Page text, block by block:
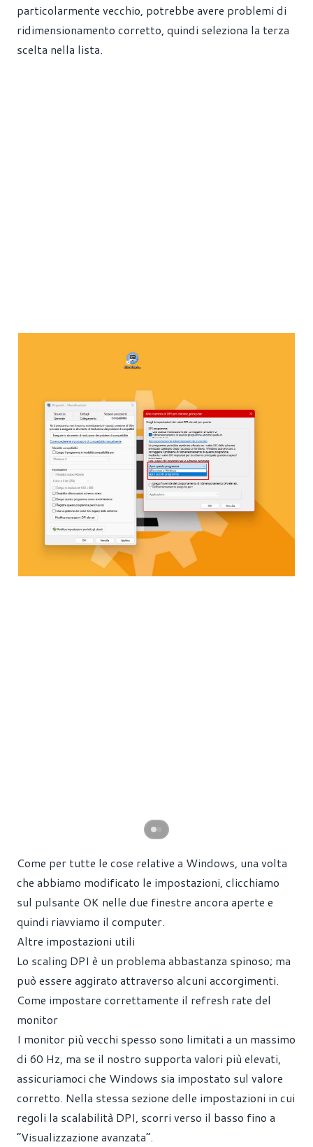
particolarmente vecchio, potrebbe avere problemi di
ridimensionamento corretto, quindi seleziona la terza
scelta nella lista.
Come per tutte le cose relative a Windows, una volta
che abbiamo modificato le impostazioni, clicchiamo
sul pulsante OK nelle due finestre ancora aperte e
quindi riavviamo il computer.
Altre impostazioni utili
Lo scaling DPI è un problema abbastanza spinoso; ma
può essere aggirato attraverso alcuni accorgimenti.
Come impostare correttamente il refresh rate del
monitor
I monitor più vecchi spesso sono limitati a un massimo
di 60 Hz, ma se il nostro supporta valori più elevati,
assicuriamoci che Windows sia impostato sul valore
corretto. Nella stessa sezione delle impostazioni in cui
regoli la scalabilità DPI, scorri verso il basso fino a
“Visualizzazione avanzata”.